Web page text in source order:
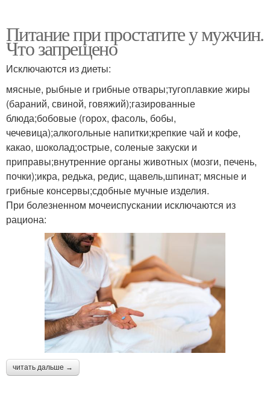
Питание при простатите у мужчин.
Что запрещено
Исключаются из диеты:
мясные, рыбные и грибные отвары;тугоплавкие жиры
(бараний, свиной, говяжий);газированные
блюда;бобовые (горох, фасоль, бобы,
чечевица);алкогольные напитки;крепкие чай и кофе,
какао, шоколад;острые, соленые закуски и
приправы;внутренние органы животных (мозги, печень,
почки);икра, редька, редис, щавель,шпинат; мясные и
грибные консервы;сдобные мучные изделия.
При болезненном мочеиспускании исключаются из
рациона:
читать дальше →